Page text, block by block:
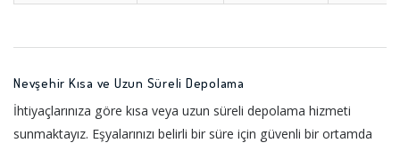
Nevşehir Kısa ve Uzun Süreli Depolama
İhtiyaçlarınıza göre kısa veya uzun süreli depolama hizmeti
sunmaktayız. Eşyalarınızı belirli bir süre için güvenli bir ortamda